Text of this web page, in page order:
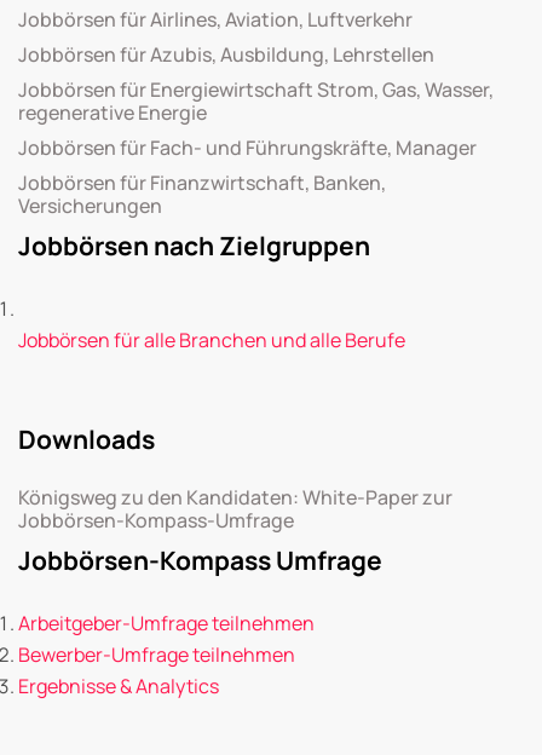
Jobbörsen für Airlines, Aviation, Luftverkehr
Jobbörsen für Azubis, Ausbildung, Lehrstellen
Jobbörsen für Energiewirtschaft Strom, Gas, Wasser,
regenerative Energie
Jobbörsen für Fach- und Führungskräfte, Manager
Jobbörsen für Finanzwirtschaft, Banken,
Versicherungen
Jobbörsen nach Zielgruppen
Jobbörsen für alle Branchen und alle Berufe
Downloads
Königsweg zu den Kandidaten: White-Paper zur
Jobbörsen-Kompass-Umfrage
Jobbörsen-Kompass Umfrage
Arbeitgeber-Umfrage teilnehmen
Bewerber-Umfrage teilnehmen
Ergebnisse & Analytics